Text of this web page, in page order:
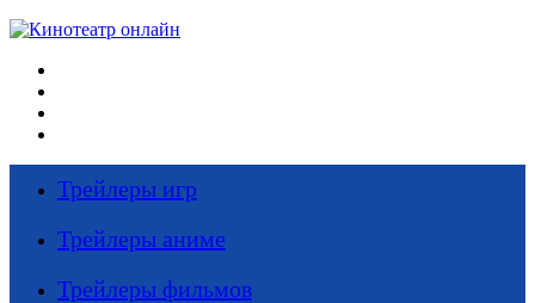
Трейлеры игр
Трейлеры аниме
Трейлеры фильмов